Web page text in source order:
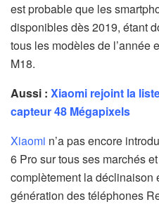
est probable que les
disponibles dès 2019, étant
tous les modèles de l’année
M18.
Aussi : Xiaomi rejoint la
capteur 48 Mégapixels
Xiaomi n’a pas encore
6 Pro sur tous ses marchés
complètement la déclinaison
génération des téléphones